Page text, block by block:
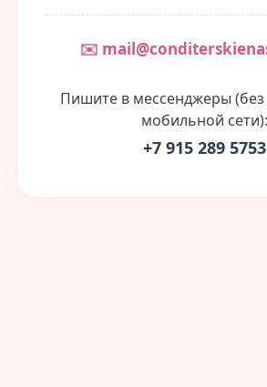
✉️
Пишите в мессенджеры (без
мобильной сети):
+7 915 289 5753